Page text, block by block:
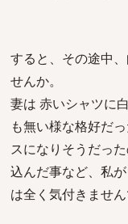
すると、その途中
せんか。
妻は 赤いシャツに
も無い様な格好だ
スになりそうだっ
込んだ事など、私
は全く気付きません